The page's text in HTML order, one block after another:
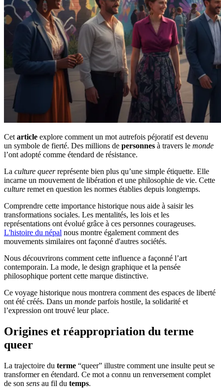
Cet article explore comment un mot autrefois péjoratif est devenu
un symbole de fierté. Des millions de personnes à travers le monde
l’ont adopté comme étendard de résistance.
La culture queerreprésente bien plus qu’une simple étiquette. Elle
incarne un mouvement de libération et une philosophie de vie. Cette
culture remet en question les normes établies depuis longtemps.
Comprendre cette importance historique nous aide à saisir les
transformations sociales. Les mentalités, les lois et les
représentations ont évolué grâce à ces personnes courageuses.
L'histoire du népal nous montre également comment des
mouvements similaires ont façonné d'autres sociétés.
Nous découvrirons comment cette influence a façonné l’art
contemporain. La mode, le design graphique et la pensée
philosophique portent cette marque distinctive.
Ce voyage historique nous montrera comment des espaces de liberté
ont été créés. Dans un monde parfois hostile, la solidarité et
l’expression ont trouvé leur place.
Origines et réappropriation du terme
queer
La trajectoire du terme “queer” illustre comment une insulte peut se
transformer en étendard. Ce mot a connu un renversement complet
de son sens au fil du temps.